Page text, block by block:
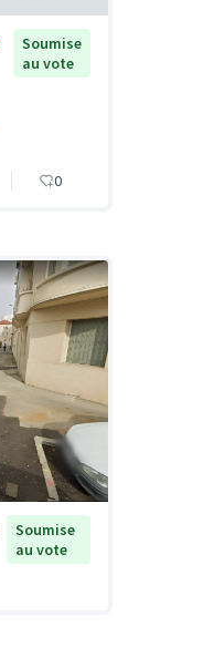
Soumise
au vote
0
Soumise
au vote